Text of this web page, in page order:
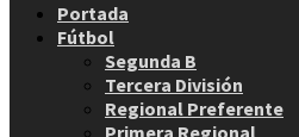
Portada
Fútbol
Segunda B
Tercera División
Regional Preferente